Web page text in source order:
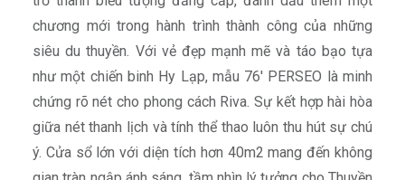
chương mới trong hành trình thành công của những
siêu du thuyền. Với vẻ đẹp mạnh mẽ và táo bạo tựa
như một chiến binh Hy Lạp, mẫu 76′ PERSEO là minh
chứng rõ nét cho phong cách Riva. Sự kết hợp hài hòa
giữa nét thanh lịch và tính thể thao luôn thu hút sự chú
ý. Cửa sổ lớn với diện tích hơn 40m2 mang đến không